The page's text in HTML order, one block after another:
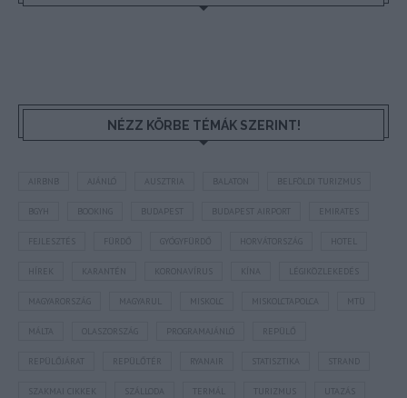
NÉZZ KÖRBE TÉMÁK SZERINT!
AUSZTRIA BALATON BELFÖLDI TURIZMUS
BUDAPEST BUDAPEST AIRPORT EMIRATES
FEJLESZTÉS HORVÁTORSZÁG HOTEL
KARANTÉN LÉGIKÖZLEKEDÉS
MAGYARORSZÁG MISKOLCTAPOLCA MTÜ
MÁLTA OLASZORSZÁG
REPÜLŐJÁRAT REPÜLŐTÉR STATISZTIKA STRAND
SZAKMAI CIKKEK SZÁLLODA TERMÁL TURIZMUS UTAZÁS